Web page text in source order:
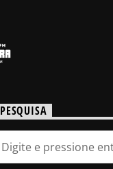
PESQUISA